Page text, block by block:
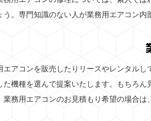
う。専門知識のない人が業務用エアコン
エアコンを販売したりリースやレンタル
た機種を選んで提案いたします。もちろ
業務用エアコンのお見積もり希望の場合